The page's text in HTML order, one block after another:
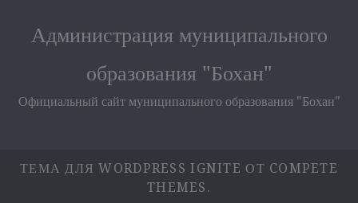
Администрация муниципального
образования "Бохан"
Официальный сайт муниципального образования "Бохан"
ТЕМА ДЛЯ WORDPRESS IGNITE ОТ COMPETE
THEMES.